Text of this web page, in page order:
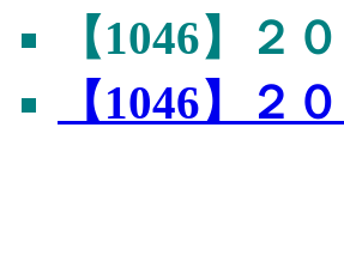
【1046】
【1046】